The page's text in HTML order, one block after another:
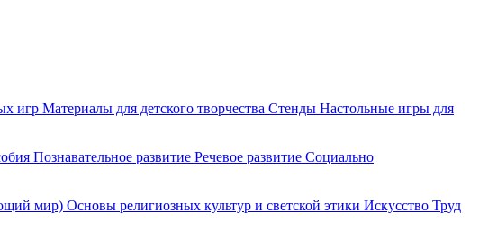
игр Материалы для детского творчества Стенды Настольные игры для
Познавательное развитие Речевое развитие Социально
мир) Основы религиозных культур и светской этики Искусство Труд